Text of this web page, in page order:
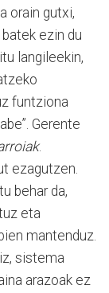
orain gutxi,
batek ezin du
langileekin,
funtziona
Gerente
.
ezagutzen.
behar da,
eta
mantenduz.
sistema
arazoak ez